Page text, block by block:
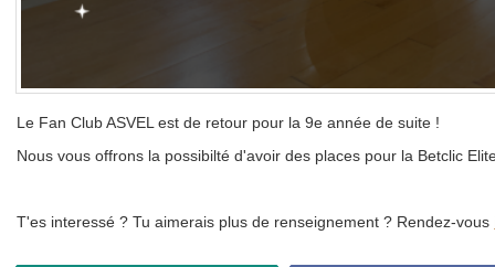
Le Fan Club ASVEL est de retour pour la 9e année de suite !
Nous vous offrons la possibilté d'avoir des places pour la Betclic
T'es interessé ? Tu aimerais plus de renseignement ? Rendez-vous